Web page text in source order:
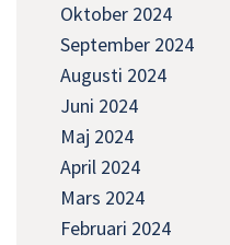
Oktober 2024
September 2024
Augusti 2024
Juni 2024
Maj 2024
April 2024
Mars 2024
Februari 2024